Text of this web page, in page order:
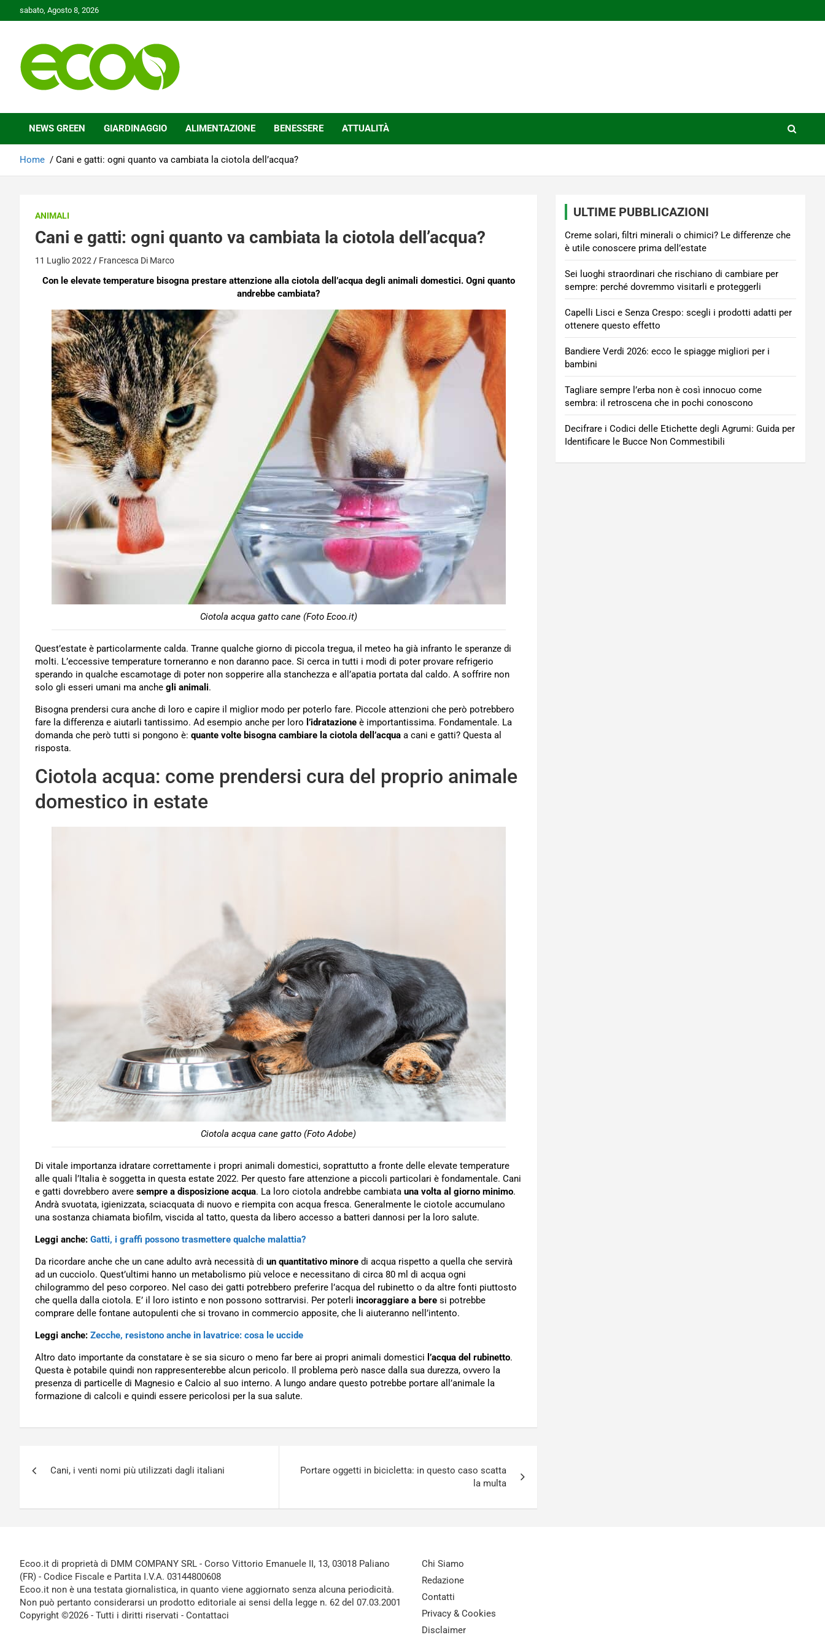
to
sabato, Agosto 8, 2026
Ecoo.it
NEWS GREEN GIARDINAGGIO ALIMENTAZIONE BENESSERE ATTUALITÀ
Home Cani e gatti: ogni quanto va cambiata la ciotola dell’acqua?
ANIMALI
Cani e gatti: ogni quanto va cambiata la ciotola dell’acqua?
11 Luglio 2022 Francesca Di Marco
Con le elevate temperature bisogna prestare attenzione alla ciotola dell’acqua degli animali domestici. Ogni quanto
andrebbe cambiata?
Ciotola acqua gatto cane (Foto Ecoo.it)
Quest’estate è particolarmente calda. Tranne qualche giorno di piccola tregua, il meteo ha già infranto le speranze di
molti. L’eccessive temperature torneranno e non daranno pace. Si cerca in tutti i modi di poter provare refrigerio
sperando in qualche escamotage di poter non sopperire alla stanchezza e all’apatia portata dal caldo. A soffrire non
solo gli esseri umani ma anche gli animali.
Bisogna prendersi cura anche di loro e capire il miglior modo per poterlo fare. Piccole attenzioni che però potrebbero
fare la differenza e aiutarli tantissimo. Ad esempio anche per loro l’idratazione è importantissima. Fondamentale. La
domanda che però tutti si pongono è: quante volte bisogna cambiare la ciotola dell’acqua a cani e gatti? Questa al
risposta.
Ciotola acqua: come prendersi cura del proprio animale
domestico in estate
Ciotola acqua cane gatto (Foto Adobe)
Di vitale importanza idratare correttamente i propri animali domestici, soprattutto a fronte delle elevate temperature
alle quali l’Italia è soggetta in questa estate 2022. Per questo fare attenzione a piccoli particolari è fondamentale. Cani
e gatti dovrebbero avere sempre a disposizione acqua. La loro ciotola andrebbe cambiata una volta al giorno minimo.
Andrà svuotata, igienizzata, sciacquata di nuovo e riempita con acqua fresca. Generalmente le ciotole accumulano
una sostanza chiamata biofilm, viscida al tatto, questa da libero accesso a batteri dannosi per la loro salute.
Leggi anche: Gatti, i graffi possono trasmettere qualche malattia?
Da ricordare anche che un cane adulto avrà necessità di un quantitativo minore di acqua rispetto a quella che servirà
ad un cucciolo. Quest’ultimi hanno un metabolismo più veloce e necessitano di circa 80 ml di acqua ogni
chilogrammo del peso corporeo. Nel caso dei gatti potrebbero preferire l’acqua del rubinetto o da altre fonti piuttosto
che quella dalla ciotola. E’ il loro istinto e non possono sottrarvisi. Per poterli incoraggiare a bere si potrebbe
comprare delle fontane autopulenti che si trovano in commercio apposite, che li aiuteranno nell’intento.
Leggi anche: Zecche, resistono anche in lavatrice: cosa le uccide
Altro dato importante da constatare è se sia sicuro o meno far bere ai propri animali domestici l’acqua del rubinetto.
Questa è potabile quindi non rappresenterebbe alcun pericolo. Il problema però nasce dalla sua durezza, ovvero la
presenza di particelle di Magnesio e Calcio al suo interno. A lungo andare questo potrebbe portare all’animale la
formazione di calcoli e quindi essere pericolosi per la sua salute.
articoli
Cani, i venti nomi più utilizzati dagli italiani
Portare oggetti in bicicletta: in questo caso scatta
la multa
ULTIME PUBBLICAZIONI
Creme solari, filtri minerali o chimici? Le differenze che
è utile conoscere prima dell’estate
Sei luoghi straordinari che rischiano di cambiare per
sempre: perché dovremmo visitarli e proteggerli
Capelli Lisci e Senza Crespo: scegli i prodotti adatti per
ottenere questo effetto
Bandiere Verdi 2026: ecco le spiagge migliori per i
bambini
Tagliare sempre l’erba non è così innocuo come
sembra: il retroscena che in pochi conoscono
Decifrare i Codici delle Etichette degli Agrumi: Guida per
Identificare le Bucce Non Commestibili
Ecoo.it di proprietà di DMM COMPANY SRL - Corso Vittorio Emanuele II, 13, 03018 Paliano
(FR) - Codice Fiscale e Partita I.V.A. 03144800608
Ecoo.it non è una testata giornalistica, in quanto viene aggiornato senza alcuna periodicità.
Non può pertanto considerarsi un prodotto editoriale ai sensi della legge n. 62 del 07.03.2001
Copyright ©2026 - Tutti i diritti riservati - Contattaci
Chi Siamo
Redazione
Contatti
Privacy & Cookies
Disclaimer